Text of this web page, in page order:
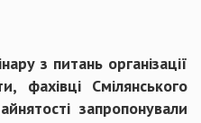
з питань організації
фахівці Смілянського
запропонували